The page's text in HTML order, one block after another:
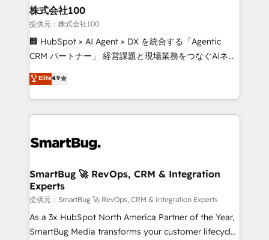
from week one, in your time zone. What we do ➤
Onboarding: Live in weeks, with workflows built
around your business, not a template. ➤ Migration:
Move from any legacy CRM. Zero downtime, full data
run your revenue process. Sales, marketing, and
service wired together. ➤ AI and Integrations: Layer
tune-ups, feature rollouts, adoption coaching. Buying
HubSpot, switching to it, or reviving a stale portal?
We are built for the work.
株式会社100
提供元：株式会社100
🏢 HubSpot × AI Agent × DX を統合する「Agentic
CRM パートナー」 経営課題と現場業務をつなぐAIネイ
ティブ・エージェンシーとして、HubSpot Eliteの実装
力で顧客フロント業務を再設計します。 💡 100inc は何
をする会社か？ HubSpotを共通基盤に、AIエージェン
トを組み込んだ顧客フロント業務（マーケティング・営
ィブ・エージェンシーです。事業部・グループ会社・部
を、CRMを軸とした全社共通基盤に再構築します。意
思決定者・PMO・現場担当者に並走します。 1️⃣
HubSpot導入・活用支援 顧客データの一元化から、
GTMの見える化・自動化まで。全Hub統合運用、デー
タ品質設計、グループ横断のCRM統合に対応します。
Elite4.9
SmartBug 🚀 RevOps, CRM & Integration
Experts
提供元：SmartBug 🚀 RevOps, CRM & Integration Experts
As a 3x HubSpot North America Partner of the Year,
SmartBug Media transforms your customer lifecycle